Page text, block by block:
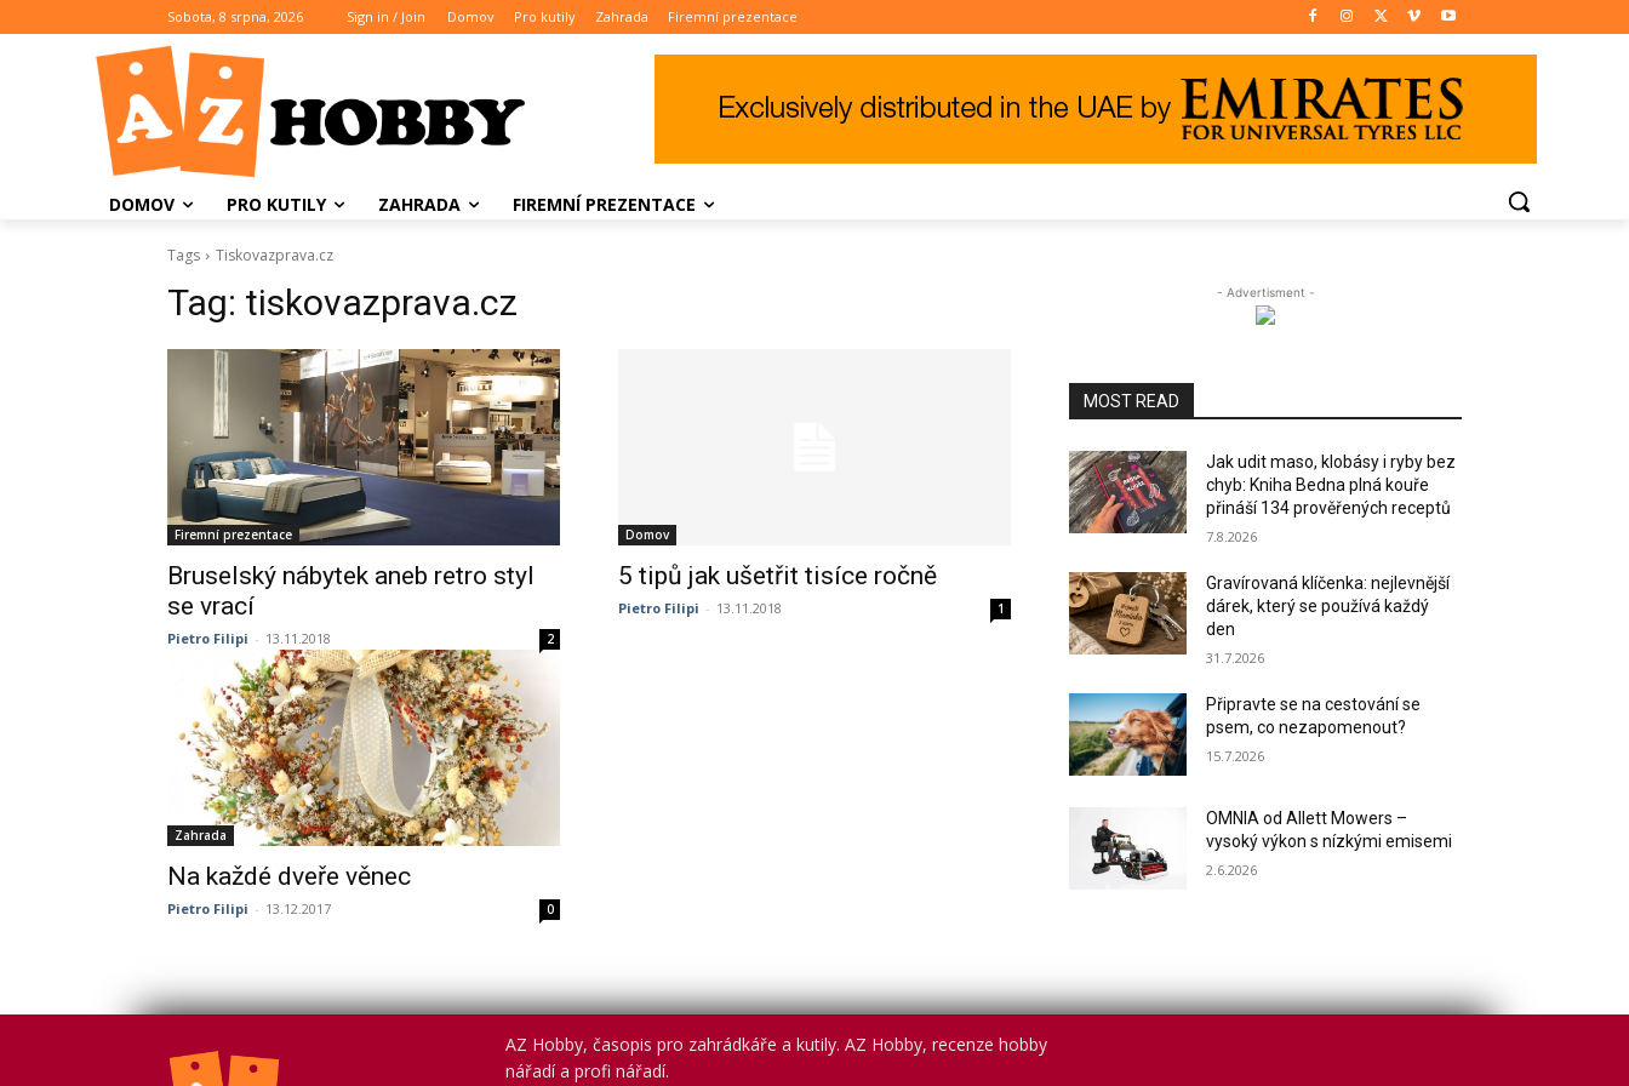
Sobota, 8 srpna, 2026 Sign in / Join Domov Pro kutily Zahrada Firemní prezentace
DOMOV PRO KUTILY ZAHRADA FIREMNÍ PREZENTACE
Tags Tiskovazprava.cz
Tag: tiskovazprava.cz
Firemní prezentace
Bruselský nábytek aneb retro styl
se vrací
Pietro Filipi - 13.11.2018 2
Domov
5 tipů jak ušetřit tisíce ročně
Pietro Filipi - 13.11.2018 1
Zahrada
Na každé dveře věnec
Pietro Filipi - 13.12.2017 0
- Advertisment -
MOST READ
Jak udit maso, klobásy i ryby bez
chyb: Kniha Bedna plná kouře
přináší 134 prověřených receptů
7.8.2026
Gravírovaná klíčenka: nejlevnější
dárek, který se používá každý
den
31.7.2026
Připravte se na cestování se
psem, co nezapomenout?
15.7.2026
OMNIA od Allett Mowers –
vysoký výkon s nízkými emisemi
2.6.2026
AZ Hobby, časopis pro zahrádkáře a kutily. AZ Hobby, recenze hobby
nářadí a profi nářadí.